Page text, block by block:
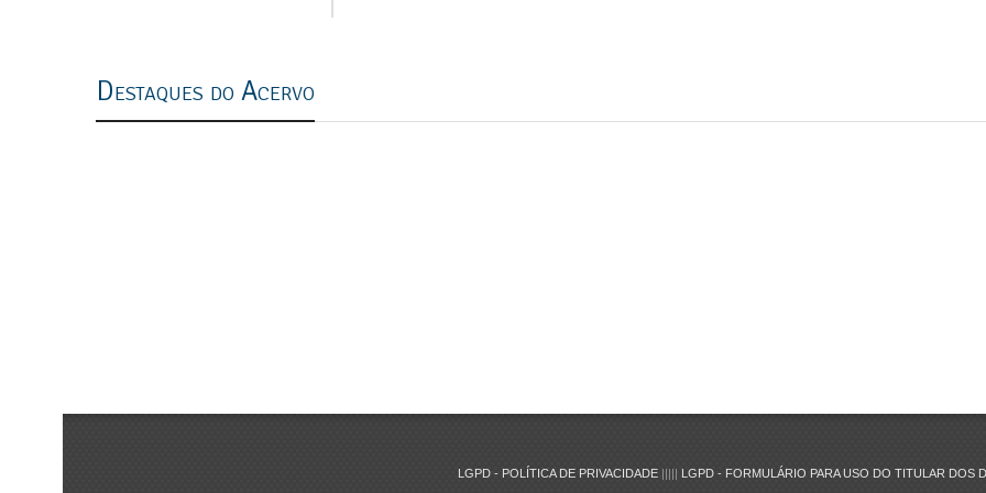
Destaques do Acervo
LGPD - POLÍTICA DE PRIVACIDADE ||||| LGPD - FORMULÁRIO PARA USO DO TITULAR DOS